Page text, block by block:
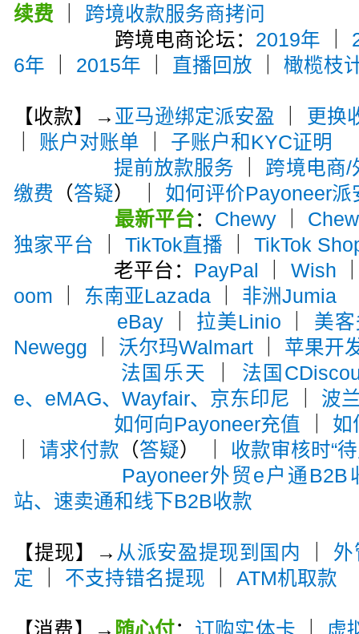
续费
跨境收款服务商拷问
跨境电商论坛： 2019年
6年
2015年 直播回放 ｜橄榄枝
【收款】→ 亚马逊绑定派安盈
更换
账户对账单
子账户和KYC证明
提前放款服务
跨境电商/
缴费 （答疑） ｜ 如何评价Payoneer派
最新平台： Chewy｜
独家平台 ｜TikTok直播 ｜TikTok
老平台： PayPal Wish
oom
东南亚Lazada
非洲Jumia
eBay｜ 拉美Linio
美
Newegg
沃尔玛Walmart
苹果开
法国乐天
法国
e、eMAG、Wayfair、京东印尼
波
如何向Payoneer充值
如
请求付款 （答疑） ｜ 收款审核时“
Payoneer外贸e户通B2B
站、速卖通和线下B2B收款
【提现】→ 从派安盈提现到国内
外
定
不支持错名提现 ｜ATM机取款
【消费】→ 随心付： 订购实体卡 虚